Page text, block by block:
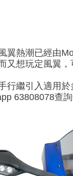
翼熱潮已經由
又想玩定風翼
行繼引入適用
63808078查詢